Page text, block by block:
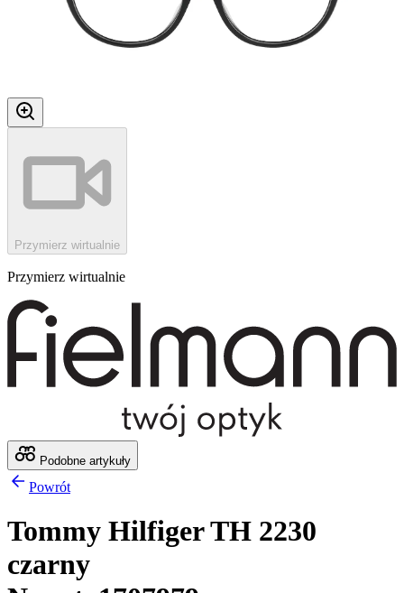
Przymierz wirtualnie
Przymierz wirtualnie
Podobne artykuły
Powrót
Tommy Hilfiger TH 2230
czarny